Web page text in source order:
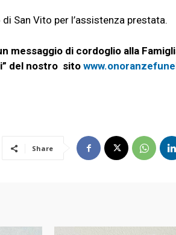
San Vito per l’assistenza prestata.
messaggio di cordoglio alla
del nostro sito
Share